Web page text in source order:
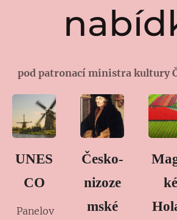
pod patronací ministra kultury
UNES
CO
Panelov
Česko-
nizoze
mské
ké